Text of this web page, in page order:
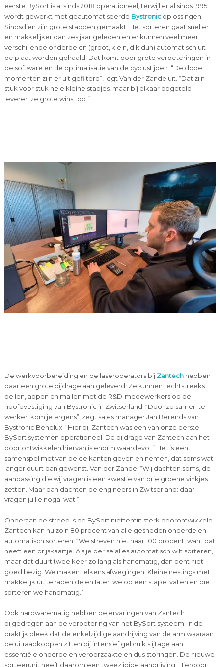
eerste BySort is al sinds 2018 operationeel, terwijl er al sinds 1995
wordt gewerkt met geautomatiseerde Bystronicoplossingen.
Sindsdien zijn grote stappen gemaakt. Het sorteren gaat sneller
en makkelijker dan zes jaar geleden en er kunnen veel meer
verschillende onderdelen (groot, klein, dik dun) automatisch uit
de plaat worden gehaald. Dat komt door grote verbeteringen in
de software en de optimalisatie van de cyclustijden. “De dode
momenten zijn er uit gefilterd”, legt Van der Zande uit. “Dat zijn
stuk voor stuk hele kleine stapjes, maar bij elkaar opgeteld
leveren ze grote winst op.”
De werkvoorbereiding en de laseroperators bij Zantechhebben
daar een grote bijdrage aan geleverd. Ze kunnen rechtstreeks
bellen, appen en mailen met de R&D-medewerkers op de
hoofdvestiging van Bystronic in Zwitserland. “Door zo samen te
werken kom je ergens”, zegt sales manager Jan Berends van
Bystronic Benelux. “Hier bij Zantech was een van onze eerste
BySort systemen operationeel. De bijdrage van Zantech aan het
door ontwikkelen hiervan is enorm waardevol.” Het is een
samenspel met van beide kanten geven en nemen, dat soms wat
langer duurt dan gewenst. Van der Zande: “Wij dachten soms, de
aanpassing die wij vragen is een kwestie van drie groene vinkjes
zetten. Maar dan dachten de engineers in Zwitserland: daar
vragen jullie nogal wat.”
Onderaan de streep is de BySort niettemin sterk doorontwikkeld.
Zantech kan nu zo’n 80 procent van alle gesneden onderdelen
automatisch sorteren. “We streven niet naar 100 procent, want dat
heeft een prijskaartje. Als je per se alles automatisch wilt sorteren,
maar dat duurt twee keer zo lang als handmatig, dan bent niet
goed bezig. We maken telkens afwegingen. Kleine nestings met
makkelijk uit te rapen delen laten we op een stapel vallen en die
sorteren we handmatig.”
Ook hardwarematig hebben de ervaringen van Zantech
bijgedragen aan de verbetering van het BySort systeem. In de
praktijk bleek dat de enkelzijdige aandrijving van de arm waaraan
de uitraapkoppen zitten bij intensief gebruik slijtage aan
essentiële onderdelen veroorzaakte en dus storingen. De nieuwe
sorteerunit heeft daarom een tweezijdige aandrijving. Hierdoor